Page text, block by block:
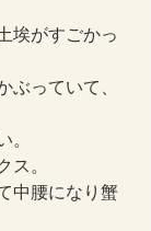
埃がすごかっ
っていて、
。
中腰になり蟹